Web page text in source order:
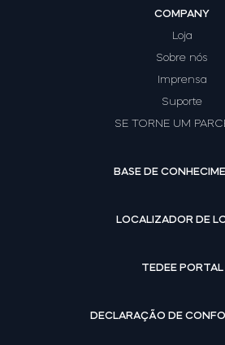
COMPANY
Loja
Sobre nós
Imprensa
Suporte
SE TORNE UM
BASE DE
LOCALIZADOR DE
TEDEE PORTAL
DECLARAÇÃO DE